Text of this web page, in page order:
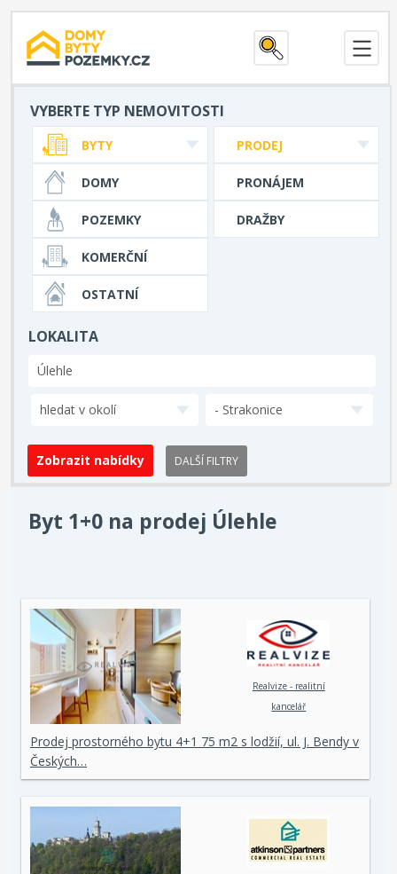
VYBERTE TYP NEMOVITOSTI
PRODEJ
PRONÁJEM
DRAŽBY
BYTY
DOMY
POZEMKY
KOMERČNÍ
OSTATNÍ
LOKALITA
hledat v okolí - Strakonice
DALŠÍ FILTRY
Byt 1+0 na prodej Úlehle
Realvize - realitní
kancelář
Prodej prostorného bytu 4+1 75 m2 s lodžií, ul. J. Bendy v
Českých…